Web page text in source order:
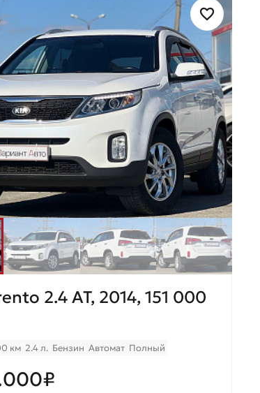
2.4 AT, 2014, 151 000
км 2.4 л. Бензин Автомат Полный